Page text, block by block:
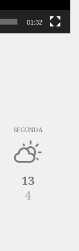
01:32
SEGUNDA
13
4